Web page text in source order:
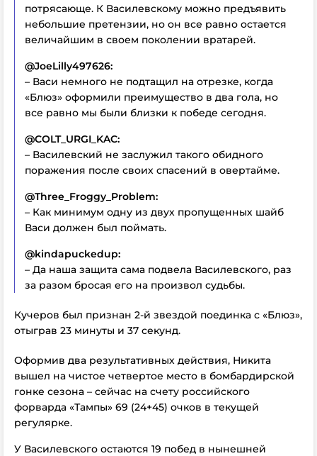
потрясающе. К Василевскому можно предъявить
небольшие претензии, но он все равно остается
величайшим в своем поколении вратарей.
@JoeLilly497626:
– Васи немного не подтащил на отрезке, когда
«Блюз» оформили преимущество в два гола, но
все равно мы были близки к победе сегодня.
@COLT_URGI_KAC:
– Василевский не заслужил такого обидного
поражения после своих спасений в овертайме.
@Three_Froggy_Problem:
– Как минимум одну из двух пропущенных шайб
Васи должен был поймать.
@kindapuckedup:
– Да наша защита сама подвела Василевского, раз
за разом бросая его на произвол судьбы.
Кучеров был признан 2-й звездой поединка с «Блюз»,
отыграв 23 минуты и 37 секунд.
Оформив два результативных действия, Никита
вышел на чистое четвертое место в бомбардирской
гонке сезона – сейчас на счету российского
форварда «Тампы» 69 (24+45) очков в текущей
регулярке.
У Василевского остаются 19 побед в нынешней